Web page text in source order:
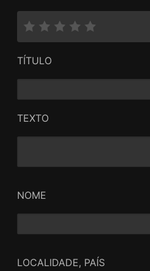
TÍTULO
TEXTO
NOME
LOCALIDADE, PAÍS